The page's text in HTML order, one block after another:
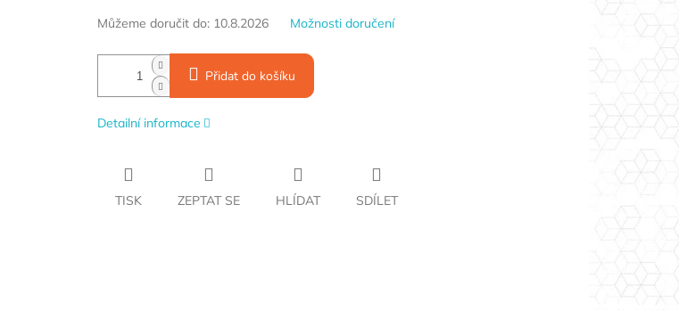
Měrná
cena:
Můžeme doručit do: 10.8.2026 Možnosti doručení
Přidat do košíku
Detailní informace
TISK ZEPTAT SE HLÍDAT SDÍLET